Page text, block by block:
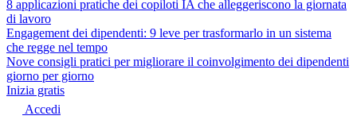
8 applicazioni pratiche dei copiloti IA che alleggeriscono la giornata
di lavoro
Engagement dei dipendenti: 9 leve per trasformarlo in un sistema
che regge nel tempo
Nove consigli pratici per migliorare il coinvolgimento dei dipendenti
giorno per giorno
Inizia gratis
Accedi